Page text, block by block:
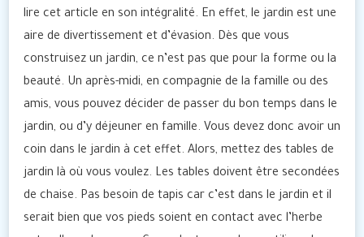
lire cet article en son intégralité. En effet, le jardin est une
aire de divertissement et d’évasion. Dès que vous
construisez un jardin, ce n’est pas que pour la forme ou la
beauté. Un après-midi, en compagnie de la famille ou des
amis, vous pouvez décider de passer du bon temps dans le
jardin, ou d’y déjeuner en famille. Vous devez donc avoir un
coin dans le jardin à cet effet. Alors, mettez des tables de
jardin là où vous voulez. Les tables doivent être secondées
de chaise. Pas besoin de tapis car c’est dans le jardin et il
serait bien que vos pieds soient en contact avec l’herbe